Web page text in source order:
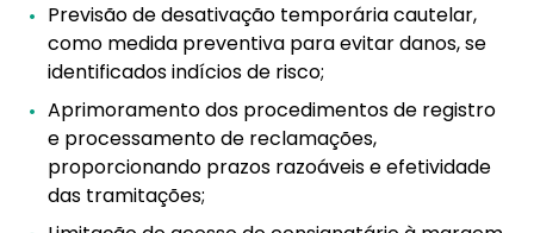
Previsão de desativação temporária cautelar,
como medida preventiva para evitar danos, se
identificados indícios de risco;
Aprimoramento dos procedimentos de registro
e processamento de reclamações,
proporcionando prazos razoáveis e efetividade
das tramitações;